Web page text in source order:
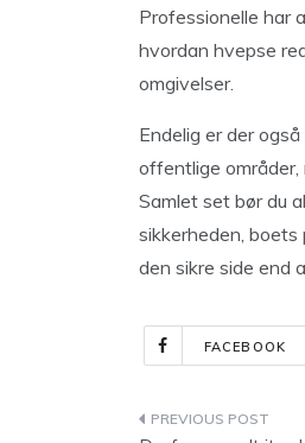
Professionelle har
hvordan hvepse
omgivelser.
Endelig er der
offentlige
Samlet set bør du
sikkerheden,
den sikre side end
FACEBOOK